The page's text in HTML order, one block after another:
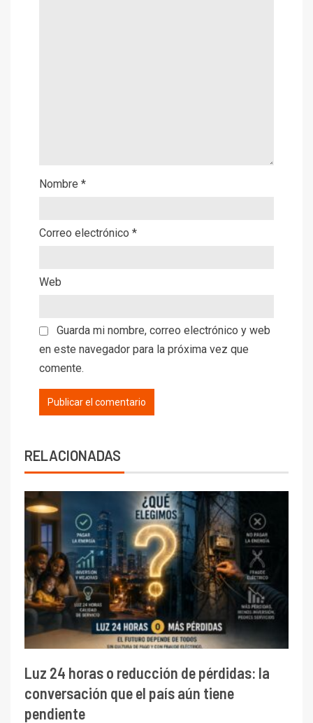
Nombre *
Correo electrónico *
Web
Guarda mi nombre, correo electrónico y web
en este navegador para la próxima vez que
comente.
RELACIONADAS
Luz 24 horas o reducción de pérdidas: la
conversación que el país aún tiene
pendiente